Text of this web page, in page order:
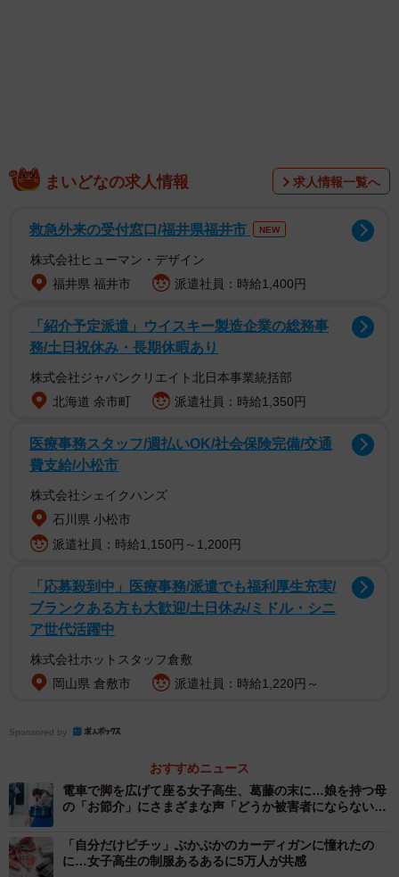
すると「お誕生日おめでとうございます」「嬉しいです
ね」と一緒にホッとしたという声とともに、「それで喜ん
ど、今の彼女にとって最善の策だったのですよね」「ウソ
はいけないけど、子どもを信じる姿勢を見習いたいです
✨」「親としてすごく考えさせられる」「私も子供いるけ
どこれやられたら微妙」などのさまざまな意見も集まりま
した。
ポストした「迷走主婦（ @meisoushufu ）」さんは、
「娘と私の行動が正しいとは全く思ってません。でも、私
は頭ごなしに怒らない、まず娘の気持ちをくんで、そのあ
と話し合う。次女にはそういうスタンスにしてます」とコ
メントしています。
また、誕生日のお祝いをしてもらったあとに、お祝いを
してくれようとした気持ちは嬉しいけれど学校を優先して
ほしいことや、なりすましてサインをすることがよくない
こと、これからは勝手に判断しないでできるだけ相談して
ほしいことを伝えました。すると娘さんは素直に聞き入れ
たそう。
まいどなの求人情報 求人情報一覧へ
救急外来の受付窓口/福井県福井市 NEW
株式会社ヒューマン・デザイン
福井県 福井市
派遣社員：時給1,400円
「紹介予定派遣」ウイスキー製造企業の総務事
務/土日祝休み・長期休暇あり
株式会社ジャパンクリエイト北日本事業統括部
北海道 余市町
派遣社員：時給1,350円
医療事務スタッフ/週払いOK/社会保険完備/交通
費支給/小松市
株式会社シェイクハンズ
石川県 小松市
派遣社員：時給1,150円～1,200円
「応募殺到中」医療事務/派遣でも福利厚生充実/
ブランクある方も大歓迎/土日休み/ミドル・シニ
ア世代活躍中
株式会社ホットスタッフ倉敷
岡山県 倉敷市
派遣社員：時給1,220円～
Sponsored by
おすすめニュース
電車で脚を広げて座る女子高生、葛藤の末に…娘を持つ母
の「お節介」にさまざまな声「どうか被害者にならない
「自分だけピチッ」ぶかぶかのカーディガンに憧れたの
に…女子高生の制服あるあるに5万人が共感